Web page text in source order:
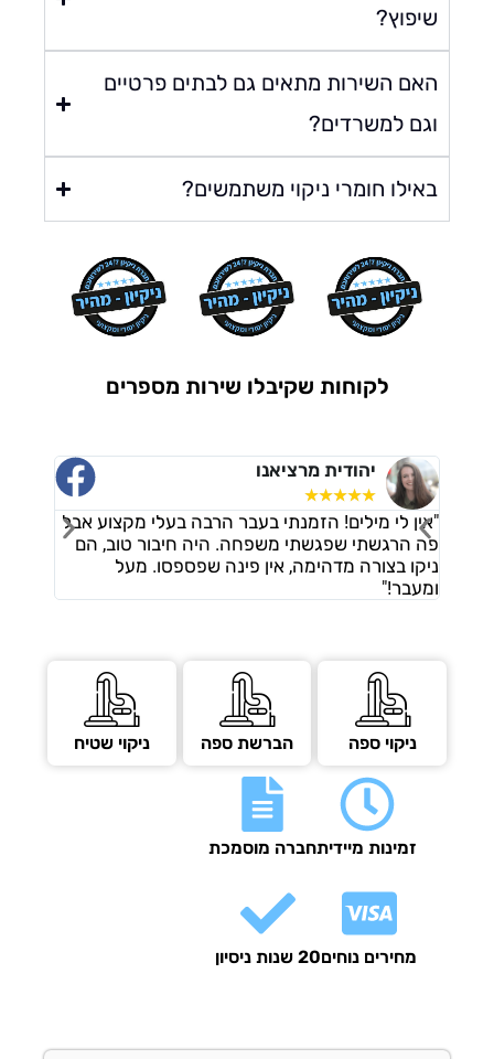
השירות מתאים גם לבתים פרטיים
למשרדים?
חומרי ניקוי משתמשים?
לקוחות שקיבלו שירות מספרים
יהודית מרציאנו
☆
☆
☆
☆
☆
לי מילים! הזמנתי בעבר הרבה בעלי מקצוע אבל
הרגשתי שפגשתי משפחה. היה חיבור טוב, הם
בצורה מדהימה, אין פינה שפספסו. מעל
"אני מאוד
הבקשות שלי,
נוספים בלי
ניקוי ספה הברשת ספה ניקוי שטיח
זמינות מיידיתחברה מוסמכת
מחירים נוחים20 שנות ניסיון